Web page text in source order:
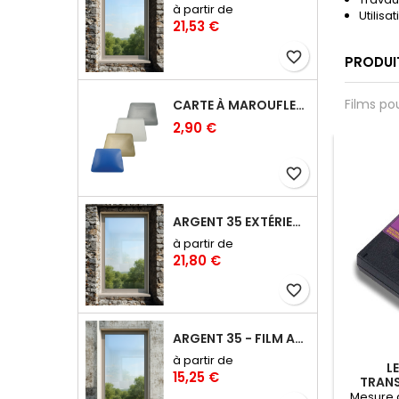
à partir de
21,53 €
favorite_border
CARTE À MAROUFLER RIGIDE COINS ARRONDIS – 10 CM
2,90 €
favorite_border
ARGENT 35 EXTÉRIEUR - FILM ANTI-CHALEUR, ANTI ÉBLOUISSEMENT RÉFLÉCHISSANT
à partir de
21,80 €
favorite_border
ARGENT 35 - FILM ANTI-CHALEUR, ANTI ÉBLOUISSEMENT RÉFLÉCHISSANT
à partir de
15,25 €
Films
POWER
favorite_border
POIGNÉE UNGER PRO S
9CM